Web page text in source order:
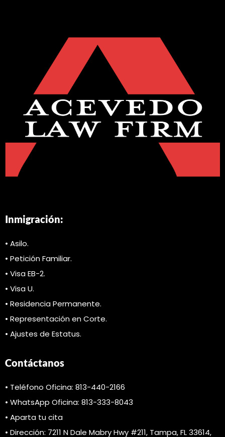
Inmigración:
• Asilo.
• Petición Familiar.
• Visa EB-2.
• Visa U.
• Residencia Permanente.
• Representación en Corte.
• Ajustes de Estatus.
Contáctanos
• Teléfono Oficina: 813-440-2166
• WhatsApp Oficina: 813-333-8043
• Aparta tu cita
• Dirección: 7211 N Dale Mabry Hwy #211, Tampa, FL 33614,